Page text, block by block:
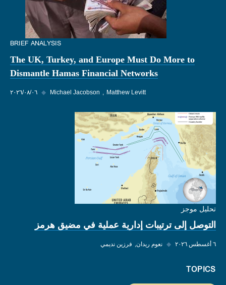
BRIEF ANALYSIS
The UK, Turkey, and Europe Must Do More to
Dismantle Hamas Financial Networks
٠٦‏/٠٨‏/٢٠٢٦ ◆ Michael Jacobson Matthew Levitt
تحليل موجز
التوصل إلى ترتيبات إدارية عملية في مضيق هرمز
٦ أغسطس ٢٠٢٦ ◆ نعوم ريدان فرزين نديمي
TOPICS